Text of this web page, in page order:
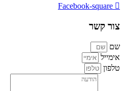
Facebook-square
צור קשר
שם
אימייל
טלפון